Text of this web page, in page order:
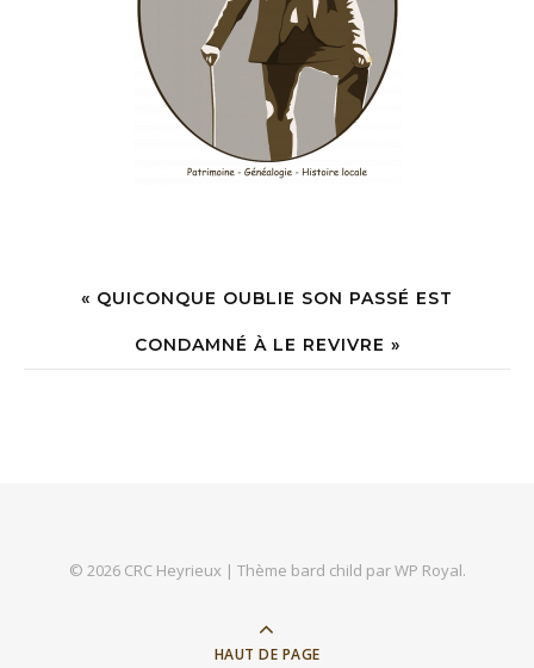
« QUICONQUE OUBLIE SON PASSÉ EST
CONDAMNÉ À LE REVIVRE »
© 2026 CRC Heyrieux | Thème bard child parWP Royal.
HAUT DE PAGE